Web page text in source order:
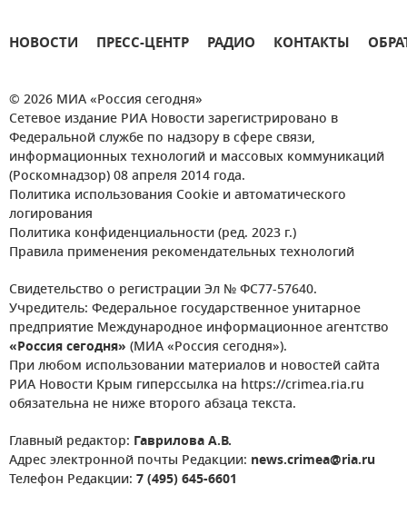
НОВОСТИ ПРЕСС-ЦЕНТР РАДИО КОНТАКТЫ
© 2026 МИА «Россия сегодня»
Сетевое издание РИА Новости зарегистрировано в
Федеральной службе по надзору в сфере связи,
информационных технологий и массовых коммуникаций
(Роскомнадзор) 08 апреля 2014 года.
Политика использования Cookie и автоматического
логирования
Политика конфиденциальности (ред. 2023 г.)
Правила применения рекомендательных технологий
Свидетельство о регистрации Эл № ФС77-57640.
Учредитель: Федеральное государственное унитарное
предприятие Международное информационное агентство
«Россия сегодня» (МИА «Россия сегодня»).
При любом использовании материалов и новостей сайта
РИА Новости Крым гиперссылка на https://crimea.ria.ru
обязательна не ниже второго абзаца текста.
Главный редактор: Гаврилова А.В.
Адрес электронной почты Редакции: news.crimea@ria.ru
Телефон Редакции: 7 (495) 645-6601